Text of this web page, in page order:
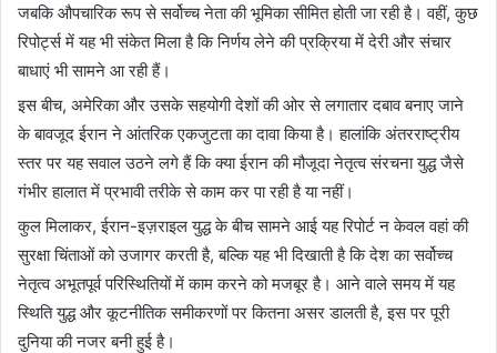
जबकि औपचारिक रूप से सर्वोच्च नेता की भूमिका सीमित होती जा रही है। वहीं, कुछ
रिपोर्ट्स में यह भी संकेत मिला है कि निर्णय लेने की प्रक्रिया में देरी और संचार
बाधाएं भी सामने आ रही हैं।
इस बीच, अमेरिका और उसके सहयोगी देशों की ओर से लगातार दबाव बनाए जाने
के बावजूद ईरान ने आंतरिक एकजुटता का दावा किया है। हालांकि अंतरराष्ट्रीय
स्तर पर यह सवाल उठने लगे हैं कि क्या ईरान की मौजूदा नेतृत्व संरचना युद्ध जैसे
गंभीर हालात में प्रभावी तरीके से काम कर पा रही है या नहीं।
कुल मिलाकर, ईरान-इज़राइल युद्ध के बीच सामने आई यह रिपोर्ट न केवल वहां की
सुरक्षा चिंताओं को उजागर करती है, बल्कि यह भी दिखाती है कि देश का सर्वोच्च
नेतृत्व अभूतपूर्व परिस्थितियों में काम करने को मजबूर है। आने वाले समय में यह
स्थिति युद्ध और कूटनीतिक समीकरणों पर कितना असर डालती है, इस पर पूरी
दुनिया की नजर बनी हुई है।